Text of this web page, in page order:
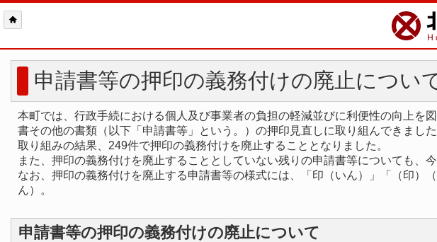
申請書等の押印の義務付けの廃止につい
本町では、行政手続における個人及び事業者の負担の軽減並びに利便性の向上を
書その他の書類（以下「申請書等」という。）の押印見直しに取り組んできました
取り組みの結果、249件で押印の義務付けを廃止することとなりました。
また、押印の義務付けを廃止することとしていない残りの申請書等についても、
なお、押印の義務付けを廃止する申請書等の様式には、「印（いん）」「（印
ん）。
申請書等の押印の義務付けの廃止について